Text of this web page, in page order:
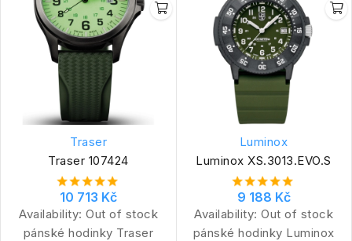
Traser
Traser 107424
10 713 Kč
Availability: Out of stock
pánské hodinky Traser
Luminox
Luminox XS.3013.EVO.S
9 188 Kč
Availability: Out of stock
pánské hodinky Luminox